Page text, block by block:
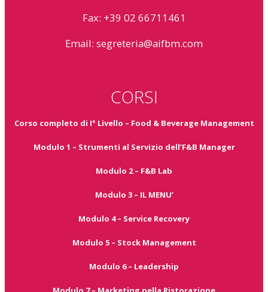
Fax: +39 02 66711461
Email: segreteria@aifbm.com
CORSI
Corso completo di I° Livello – Food & Beverage Management
Modulo 1 – Strumenti al Servizio dell’F&B Manager
Modulo 2 – F&B Lab
Modulo 3 – IL MENU’
Modulo 4 – Service Recovery
Modulo 5 – Stock Management
Modulo 6 – Leadership